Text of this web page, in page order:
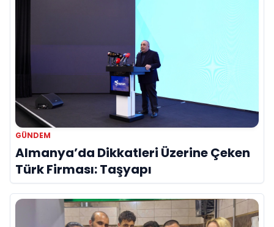
GÜNDEM
Almanya’da Dikkatleri Üzerine Çeken
Türk Firması: Taşyapı